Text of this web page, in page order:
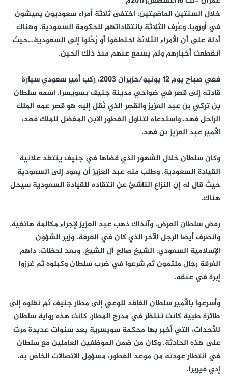
خلال السنتين الماضيتين، اختفى ثلاثة أمراء سعوديون يعيشون
في أوروبا. وعُرف الثلاثة بانتقاداتهم للحكومة السعودية. وهناك
أدلة على أن الأمراء الثلاثة اختطفوا أو رُحِّلوا إلى السعودية…حيث
انقطعت أخبارهم ولم يسمع عنهم منذ ذلك الحين.
ففي صباح يوم 12 يونيو/حزيران 2003، ركب أمير سعودي سيارة
قادته إلى قصر في ضواحي مدينة جنيف بسويسرا. اسمه سلطان
بن تركي بن عبد العزيز والقصر الذي نُقل إليه هو قصر عمه الملك
الراحل فهد. واستدعاه لتناول الفطور الابن المفضل للملك فهد،
الأمير عبد العزيز بن فهد.
وكان سلطان خلال الشهور الذي قضاها في جنيف ينتقد علانية
القيادة السعودية. وطلب منه عبد العزيز أن يعود إلى السعودية
حيث قال له إن النزاع الناشئ عن انتقاده للقيادة السعودية سيحل
هناك.
رفض سلطان العرض، وآنذاك ذهب عبد العزيز لإجراء مكالمة هاتفية.
وانصرف أيضا الرجل الآخر الذي كان في الغرفة، وزير الشؤون
الإسلامية السعودي، الشيخ صالح آل الشيخ. وبعد لحظات، داهم
الغرفة رجال ملثمون ثم شرعوا في ضرب سلطان وكبلوه ثم غرزوا
إبرة في عنقه.
وأسرعوا بالأمير سلطان الفاقد للوعي إلى مطار جنيف ثم نقلوه إلى
طائرة طبية كانت تنتظر في مدرج المطار. كانت هذه رواية سلطان
للأحداث، التي أخبر بها محكمة سويسرية بعد سنوات عديدة مرت
على هذه الحادثة. وكان من ضمن الموظفين العاملين مع سلطان
في انتظار عودته من موعد الفطور، مسؤول الاتصالات الخاص به،
إدي فيريرا.